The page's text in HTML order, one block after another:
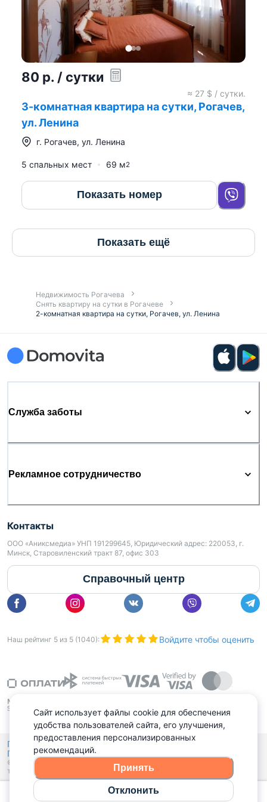
80 р. / сутки
≈ 27 $ / сутки.
3-комнатная квартира на сутки, Рогачев,
ул. Ленина
г. Рогачев, ул. Ленина
5 спальных мест 69 м2
Показать номер
Показать ещё
Недвижимость Рогачева
Снять квартиру на сутки в Рогачеве
2-комнатная квартира на сутки, Рогачев, ул. Ленина
Служба заботы
Рекламное сотрудничество
Контакты
ООО «Аниксмедиа» УНП 191299645, Юридический адрес: 220053, г.
Минск, Старовиленский тракт 87, офис 303
Справочный центр
Наш рейтинг 5 из 5 (1040): Войдите чтобы оценить
Политика конфиденциальности,
Политика обработки файлов куки
© 2015 - 2026, Domovita.by. Копирование материалов допускается
только при наличии активной ссылки.
Сайт использует файлы cookie для обеспечения
удобства пользователей сайта, его улучшения,
предоставления персонализированных
рекомендаций.
Принять
Отклонить